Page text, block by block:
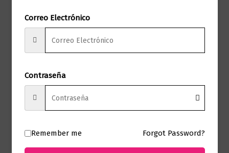
Sello
Formato
No hay valoraciones aún.
Solo los usuarios registrados que hayan
Correo Electrónico
Contraseña
Remember me Forgot Password?